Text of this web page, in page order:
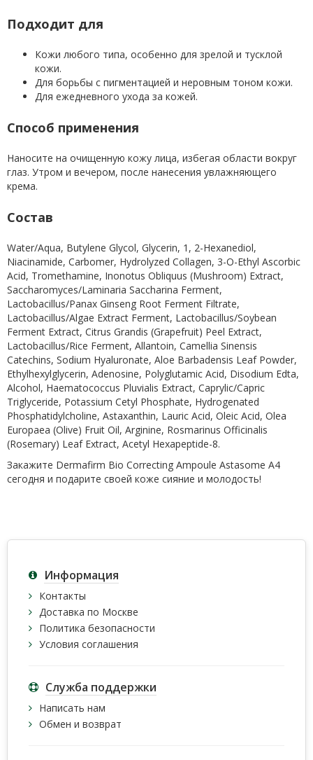
Подходит для
Кожи любого типа, особенно для зрелой и тусклой
кожи.
Для борьбы с пигментацией и неровным тоном кожи.
Для ежедневного ухода за кожей.
Способ применения
Наносите на очищенную кожу лица, избегая области вокруг
глаз. Утром и вечером, после нанесения увлажняющего
крема.
Состав
Water/Aqua, Butylene Glycol, Glycerin, 1, 2-Hexanediol,
Niacinamide, Carbomer, Hydrolyzed Collagen, 3-O-Ethyl Ascorbic
Acid, Tromethamine, Inonotus Obliquus (Mushroom) Extract,
Saccharomyces/Laminaria Saccharina Ferment,
Lactobacillus/Panax Ginseng Root Ferment Filtrate,
Lactobacillus/Algae Extract Ferment, Lactobacillus/Soybean
Ferment Extract, Citrus Grandis (Grapefruit) Peel Extract,
Lactobacillus/Rice Ferment, Allantoin, Camellia Sinensis
Catechins, Sodium Hyaluronate, Aloe Barbadensis Leaf Powder,
Ethylhexylglycerin, Adenosine, Polyglutamic Acid, Disodium Edta,
Alcohol, Haematococcus Pluvialis Extract, Caprylic/Capric
Triglyceride, Potassium Cetyl Phosphate, Hydrogenated
Phosphatidylcholine, Astaxanthin, Lauric Acid, Oleic Acid, Olea
Europaea (Olive) Fruit Oil, Arginine, Rosmarinus Officinalis
(Rosemary) Leaf Extract, Acetyl Hexapeptide-8.
Закажите Dermafirm Bio Correcting Ampoule Astasome A4
сегодня и подарите своей коже сияние и молодость!
Информация
Контакты
Доставка по Москве
Политика безопасности
Условия соглашения
Служба поддержки
Написать нам
Обмен и возврат